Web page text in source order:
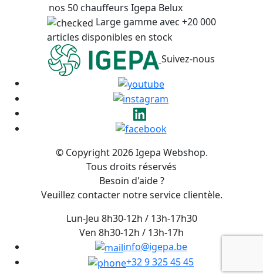
nos 50 chauffeurs Igepa Belux
Large gamme avec +20 000
articles disponibles en stock
Suivez-nous
© Copyright 2026 Igepa Webshop.
Tous droits réservés
Besoin d'aide ?
Veuillez contacter notre service clientèle.
Lun-Jeu 8h30-12h / 13h-17h30
Ven 8h30-12h / 13h-17h
info@igepa.be
+32 9 325 45 45